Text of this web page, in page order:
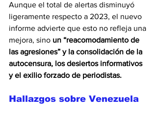
Aunque el total de alertas disminuyó
ligeramente respecto a 2023, el nuevo
informe advierte que esto no refleja una
mejora, sino un “reacomodamiento de
las agresiones” y la consolidación de la
autocensura, los desiertos informativos
y el exilio forzado de periodistas.
Hallazgos sobre Venezuela